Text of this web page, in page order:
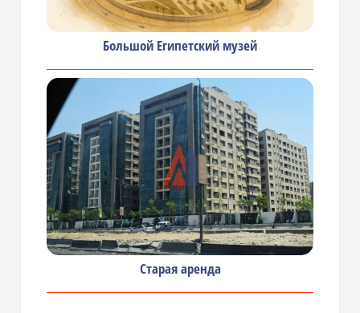
Большой Египетский музей
Старая аренда